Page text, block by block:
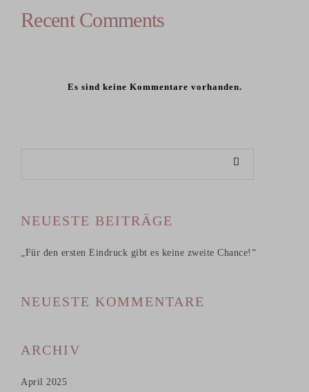
Recent Comments
Es sind keine Kommentare vorhanden.
NEUESTE BEITRÄGE
„Für den ersten Eindruck gibt es keine zweite Chance!“
NEUESTE KOMMENTARE
ARCHIV
April 2025